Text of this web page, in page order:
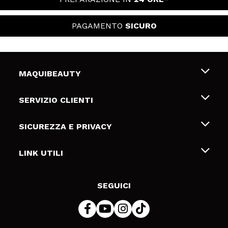
PAGAMENTO SICURO
MAQUIBEAUTY
Chi siamo
Gift Cards
SERVIZIO CLIENTI
Spedizioni & Resi
Metodi di pagamamento
SICUREZZA E PRIVACY
Termini e condizioni
LINK UTILI
SEGUICI